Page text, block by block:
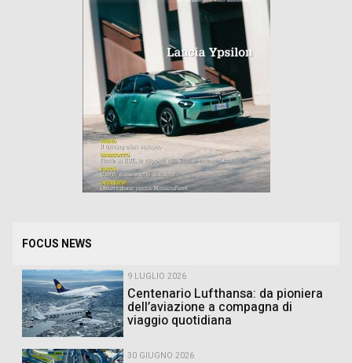
FOCUS NEWS
9 LUGLIO 2026
Centenario Lufthansa: da pioniera
dell’aviazione a compagna di
viaggio quotidiana
30 GIUGNO 2026